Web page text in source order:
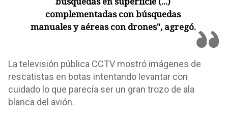
complementadas con búsquedas
manuales y aéreas con drones", agregó.
La televisión pública CCTV mostró imágenes de
rescatistas en botas intentando levantar con
cuidado lo que parecía ser un gran trozo de ala
blanca del avión.